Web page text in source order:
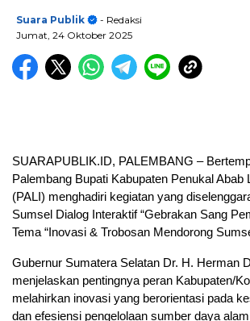
Suara Publik
- Redaksi
Jumat, 24 Oktober 2025
SUARAPUBLIK.ID, PALEMBANG –
Palembang Bupati Kabupaten Penukal Abab
(PALI) menghadiri kegiatan yang
Sumsel Dialog Interaktif “Gebrakan Sang
Tema “Inovasi & Trobosan Mendorong
Gubernur Sumatera Selatan Dr. H. Herman
menjelaskan pentingnya peran Kabupaten/
melahirkan inovasi yang berorientasi pada
dan efesiensi pengelolaan sumber daya